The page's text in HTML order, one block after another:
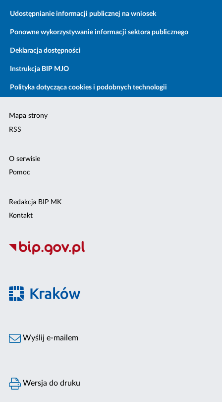
Udostępnianie informacji publicznej na wniosek
Ponowne wykorzystywanie informacji sektora publicznego
Deklaracja dostępności
Instrukcja BIP MJO
Polityka dotycząca cookies i podobnych technologii
Mapa strony
RSS
O serwisie
Pomoc
Redakcja BIP MK
Kontakt
Wyślij e-mailem
Wersja do druku